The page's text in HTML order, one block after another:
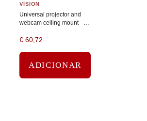
VISION
Universal projector and
webcam ceiling mount –
– fits most projectors –
€ 60,72
ADICIONAR